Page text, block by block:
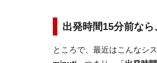
出発時間15分前な
ところで、最近はこんなシ